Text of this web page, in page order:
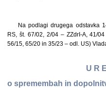
Na podlagi drugega odstavka
RS, št. 67/02, 2/04 – ZZdrI-A, 41/
56/15, 65/20 in 35/23 – odl. US)
U R
o spremembah in